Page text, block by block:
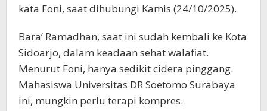
kata Foni, saat dihubungi Kamis (24/10/2025).
Bara’ Ramadhan, saat ini sudah kembali ke Kota
Sidoarjo, dalam keadaan sehat walafiat.
Menurut Foni, hanya sedikit cidera pinggang.
Mahasiswa Universitas DR Soetomo Surabaya
ini, mungkin perlu terapi kompres.